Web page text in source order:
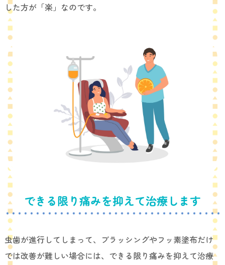
した方が「楽」なのです。
できる限り痛みを抑えて治療します
虫歯が進行してしまって、ブラッシングやフッ素塗布だけ
では改善が難しい場合には、できる限り痛みを抑えて治療